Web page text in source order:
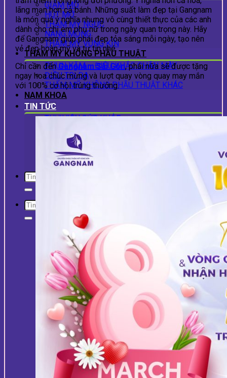
GIẢM MỠ
HÚT MỠ
THẨM MỸ NGỰC
NÂNG MÔNG
THẨM MỸ VÙNG KÍN
THẨM MỸ KHÔNG PHẪU THUẬT
PHUN XĂM – ĐIÊU KHẮC CHÂN MÀY
ĐIỀU TRỊ DA
THẨM MỸ KHÔNG PHẪU THUẬT KHÁC
NAM KHOA
TIN TỨC
THƯ VIỆN SỨC KHỎE
Kiến thức nam khoa
Tin tức báo chí Gangnam Sài Gòn
Tin khuyến mãi
Hành trình khách hàng
lãng mạn hơn cả bánh. Những suất làm đẹp tại Gangnam
là món quá ý nghĩa nhưng vô cùng thiết thực của các anh
dành cho chị em phụ nữ trong ngày quan trọng này. Hãy
để Gangnam giúp phái đẹp tỏa sáng mỗi ngày, tạo nên
vẻ đẹp hoàn mỹ và tự tin nhé.
Chỉ cần đếnGangnam Sài Gòn, phái nữa sẽ được tặng
ngay hoa chúc mừng và lượt quay vòng quay may mắn
với 100% cơ hội trúng thưởng.